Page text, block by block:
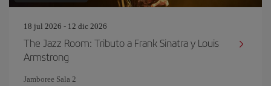
18 jul 2026 - 12 dic 2026
The Jazz Room: Tributo a Frank Sinatra y Louis
Armstrong
Jamboree Sala 2